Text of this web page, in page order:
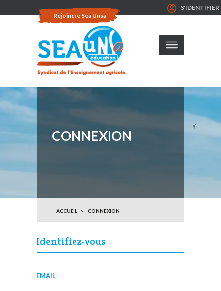
Rejoindre Sea Unsa
S'IDENTIFIER
CONNEXION
ACCUEIL CONNEXION
Identifiez-vous
EMAIL